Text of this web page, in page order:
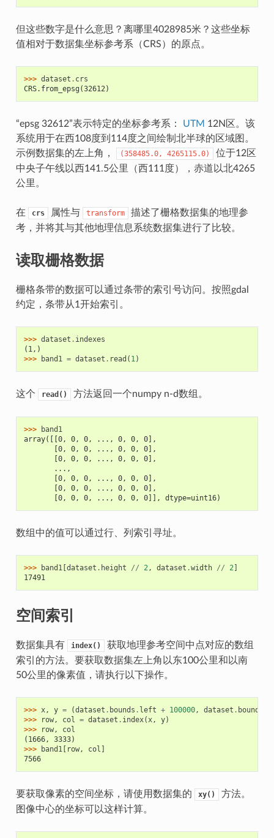
但这些数字是什么意思？离哪里4028985米？这些坐标
值相对于数据集坐标参考系（CRS）的原点。
>>> dataset . crs
CRS.from_epsg(32612)
“epsg 32612”表示特定的坐标参考系： UTM 12N区。该
系统用于在西108度到114度之间绘制北半球的区域图。
示例数据集的左上角，
(358485.0, 4265115.0)
位于12区
中央子午线以西141.5公里（西111度），赤道以北4265
公里。
在 crs 属性与 transform
描述了栅格数据集的地理参
考，并将其与其他地理信息系统数据集进行了比较。
读取栅格数据
栅格条带的数据可以通过条带的索引号访问。按照gdal
约定，条带从1开始索引。
>>> dataset . indexes
(1,)
>>>
band1 = dataset . read ( 1)
这个 read() 方法返回一个numpy n-d数组。
>>>
band1
array([[0, 0, 0, ..., 0, 0, 0],
       [0, 0, 0, ..., 0, 0, 0],
       [0, 0, 0, ..., 0, 0, 0],
       ...,
       [0, 0, 0, ..., 0, 0, 0],
       [0, 0, 0, ..., 0, 0, 0],
       [0, 0, 0, ..., 0, 0, 0]], dtype=uint16)
数组中的值可以通过行、列索引寻址。
>>> band1[ dataset . height // 2, dataset .width // 2]
17491
空间索引
数据集具有 index()
获取地理参考空间中点对应的数组
索引的方法。要获取数据集左上角以东100公里和以南
50公里的像素值，请执行以下操作。
>>> x, y = (dataset . bounds . left + 100000, dataset . bounds
>>>
row, col = dataset . index(x, y)
>>>
row,
col
(1666, 3333)
>>>
band1[ row, col
7566
要获取像素的空间坐标，请使用数据集的 xy()
方法。
图像中心的坐标可以这样计算。